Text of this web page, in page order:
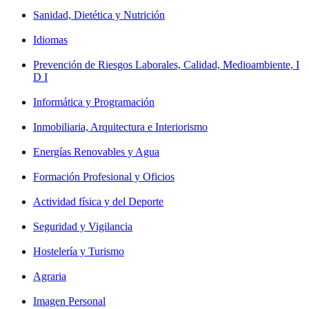
Sanidad, Dietética y Nutrición
Idiomas
Prevención de Riesgos Laborales, Calidad, Medioambiente, I
D I
Informática y Programación
Inmobiliaria, Arquitectura e Interiorismo
Energías Renovables y Agua
Formación Profesional y Oficios
Actividad física y del Deporte
Seguridad y Vigilancia
Hostelería y Turismo
Agraria
Imagen Personal